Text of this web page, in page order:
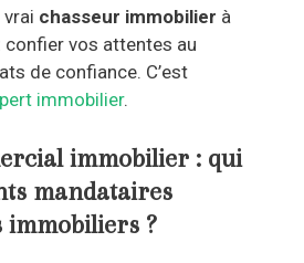
chasseur immobilier à
confier vos attentes au
de confiance. C’est
immobilier.
immobilier : qui
mandataires
immobiliers ?